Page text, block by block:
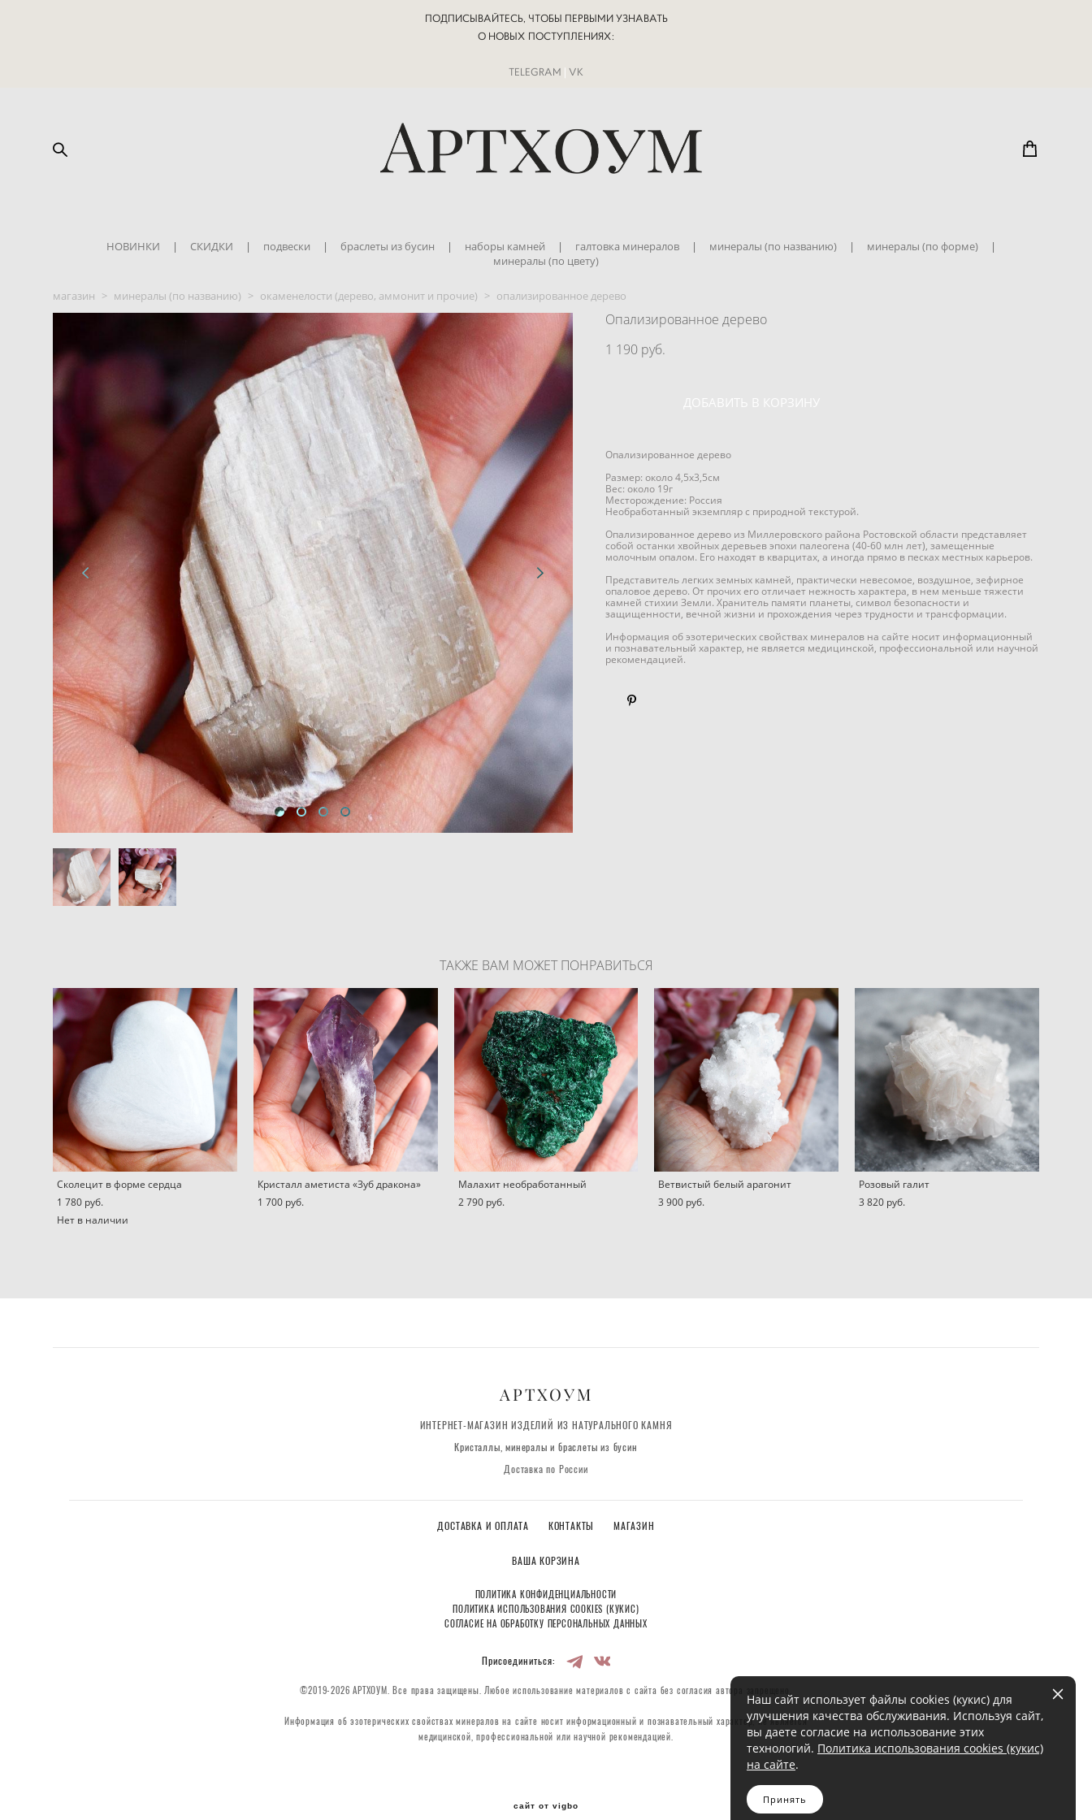
ПОДПИСЫВАЙТЕСЬ, ЧТОБЫ ПЕРВЫМИ УЗНАВАТЬ
О НОВЫХ ПОСТУПЛЕНИЯХ:
TELEGRAM | VK
НОВИНКИ | СКИДКИ | подвески | браслеты из бусин | наборы камней | галтовка минералов | минералы (по названию) | минералы (по форме)
|
минералы (по цвету)
магазин > минералы (по названию) > окаменелости (дерево, аммонит и прочие) > опализированное дерево
Опализированное дерево
1 190 pуб.
ДОБАВИТЬ В КОРЗИНУ
Опализированное дерево
Размер: около 4,5х3,5см
Вес: около 19г
Месторождение: Россия
Необработанный экземпляр с природной текстурой.
Опализированное дерево из Миллеровского района Ростовской области представляет
собой останки хвойных деревьев эпохи палеогена (40-60 млн лет), замещенные
молочным опалом. Его находят в кварцитах, а иногда прямо в песках местных карьеров.
Представитель легких земных камней, практически невесомое, воздушное, зефирное
опаловое дерево. От прочих его отличает нежность характера, в нем меньше тяжести
камней стихии Земли. Хранитель памяти планеты, символ безопасности и
защищенности, вечной жизни и прохождения через трудности и трансформации.
Информация об эзотерических свойствах минералов на сайте носит информационный
и познавательный характер, не является медицинской, профессиональной или научной
рекомендацией.
ТАКЖЕ ВАМ МОЖЕТ ПОНРАВИТЬСЯ
Сколецит в форме сердца
1 780 pуб.
Нет в наличии
Кристалл аметиста «Зуб дракона»
1 700 pуб.
Малахит необработанный
2 790 pуб.
Ветвистый белый арагонит
3 900 pуб.
Розовый галит
3 820 pуб.
АРТХОУМ
ИНТЕРНЕТ-МАГАЗИН ИЗДЕЛИЙ ИЗ НАТУРАЛЬНОГО КАМНЯ
Кристаллы, минералы и браслеты из бусин
Доставка по России
ДОСТАВКА И ОПЛАТА КОНТАКТЫ МАГАЗИН
ВАША КОРЗИНА
ПОЛИТИКА КОНФИДЕНЦИАЛЬНОСТИ
ПОЛИТИКА ИСПОЛЬЗОВАНИЯ COOKIES (КУКИС)
СОГЛАСИЕ НА ОБРАБОТКУ ПЕРСОНАЛЬНЫХ ДАННЫХ
Присоединиться:
©2019-2026 АРТХОУМ. Все права защищены. Любое использование материалов с сайта без согласия автора запрещено.
Информация об эзотерических свойствах минералов на сайте носит информационный и познавательный характер, не является
медицинской, профессиональной или научной рекомендацией.
сайт от vigbo
Наш сайт использует файлы cookies (кукис) для
улучшения качества обслуживания. Используя сайт,
вы даете согласие на использование этих
технологий. Политика использования cookies (кукис)
на сайте.
Принять